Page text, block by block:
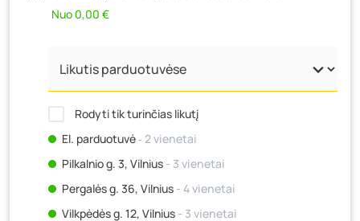
Nuo 0,00 €
Rodyti tik turinčias likutį
El. parduotuvė‐ 2 vienetai
Pilkalnio g. 3, Vilnius - 3 vienetai
Pergalės g. 36, Vilnius - 4 vienetai
Vilkpėdės g. 12, Vilnius - 3 vienetai